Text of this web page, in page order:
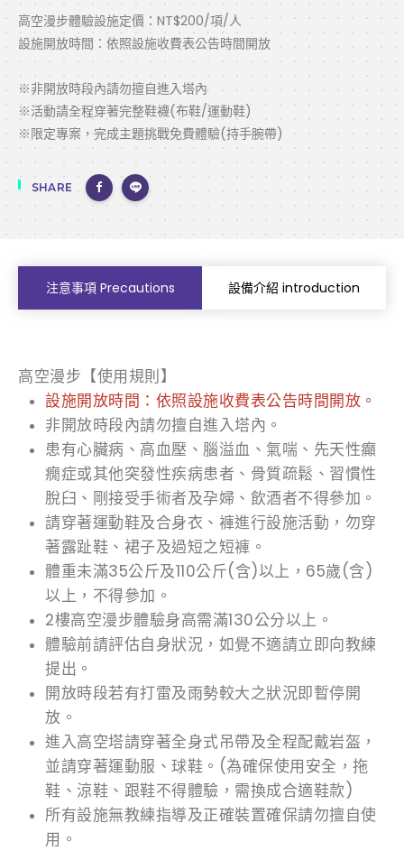
高空漫步體驗設施定價：NT$200/項/人
設施開放時間：依照設施收費表公告時間開放
※非開放時段內請勿擅自進入塔內
※活動請全程穿著完整鞋襪(布鞋/運動鞋)
※限定專案，完成主題挑戰免費體驗(持手腕帶)
SHARE
注意事項 Precautions 設備介紹 introduction
高空漫步【使用規則】
設施開放時間：依照設施收費表公告時間開放。
非開放時段內請勿擅自進入塔內。
患有心臟病、高血壓、腦溢血、氣喘、先天性癲
癇症或其他突發性疾病患者、骨質疏鬆、習慣性
脫臼、剛接受手術者及孕婦、飲酒者不得參加。
請穿著運動鞋及合身衣、褲進行設施活動，勿穿
著露趾鞋、裙子及過短之短褲。
體重未滿35公斤及110公斤(含)以上，65歲(含)
以上，不得參加。
2樓高空漫步體驗身高需滿130公分以上。
體驗前請評估自身狀況，如覺不適請立即向教練
提出。
開放時段若有打雷及雨勢較大之狀況即暫停開
放。
進入高空塔請穿著全身式吊帶及全程配戴岩盔，
並請穿著運動服、球鞋。(為確保使用安全，拖
鞋、涼鞋、跟鞋不得體驗，需換成合適鞋款)
所有設施無教練指導及正確裝置確保請勿擅自使
用。